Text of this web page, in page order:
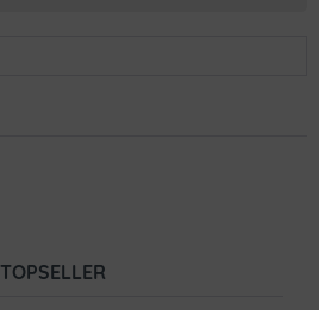
TOPSELLER